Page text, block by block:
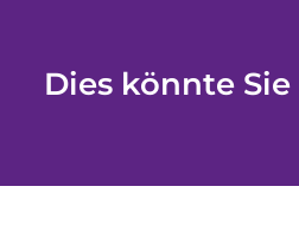
Dies könnte